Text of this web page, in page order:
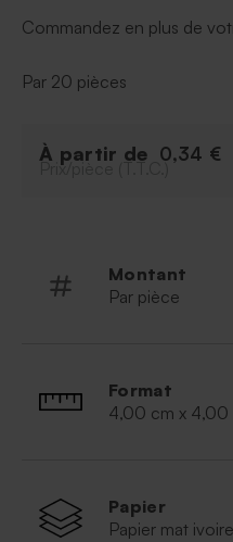
Commandez en plus de
magique. Inscivez au dos
bleuefera des heureux.
assorti.
Par 20 pièces
À partir de 0,34 €
Prix/pièce (T.T.C.)
Montant
Par pièce
Format
4,00 cm x 4,00
Papier
Papier mat